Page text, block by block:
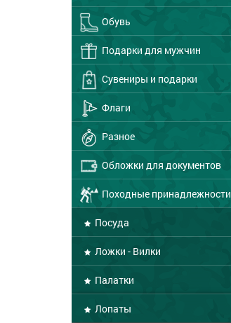
Обувь
Подарки для мужчин
Сувениры и подарки
Флаги
Разное
Обложки для документов
Походные принадлежности
Посуда
Ложки - Вилки
Палатки
Лопаты